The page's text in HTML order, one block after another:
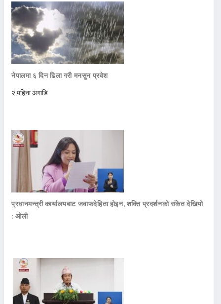
नेपालमा ६ दिन ढिला गरी मनसुन प्रवेश
२ महिना अगाडि
प्रधानमन्त्री कार्यालयबाट जवाफदेहिता होइन, शक्ति प्रदर्शनको संकेत देखियो
: ओली